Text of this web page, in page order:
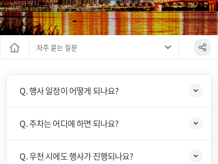
낭만의 도시, 고양
자주 묻는 질문
Q. 행사 일정이 어떻게 되나요?
Q. 주차는 어디에 하면 되나요?
Q. 우천 시에도 행사가 진행되나요?